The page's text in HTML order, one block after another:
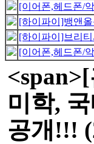
[이어폰,헤드폰/
[하이파이]뱅앤
[하이파이]브리
[이어폰,헤드폰/
미학,
공개!!!